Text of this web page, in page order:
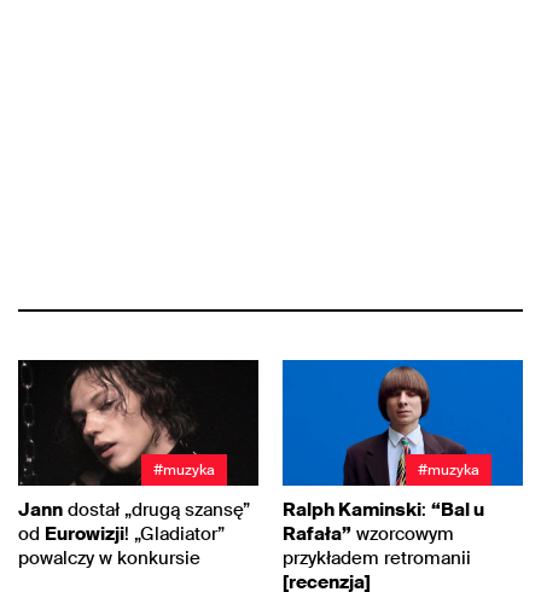
#muzyka
Jann dostał „drugą szansę”
od Eurowizji! „Gladiator”
powalczy w konkursie
#muzyka
Ralph Kaminski: “Bal u
Rafała” wzorcowym
przykładem retromanii
[recenzja]